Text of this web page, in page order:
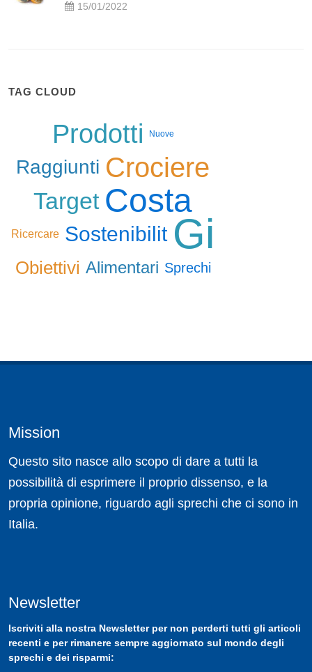
15/01/2022
TAG CLOUD
Prodotti Nuove
Raggiunti Crociere
Target Costa
Ricercare Sostenibilit Gi
Obiettivi Alimentari Sprechi
Mission
Questo sito nasce allo scopo di dare a tutti la
possibilità di esprimere il proprio dissenso, e la
propria opinione, riguardo agli sprechi che ci sono in
Italia.
Newsletter
Iscriviti alla nostra Newsletterper non perderti tutti gli articoli
recenti e per rimanere sempre aggiornato sul mondo degli
sprechi e dei risparmi: